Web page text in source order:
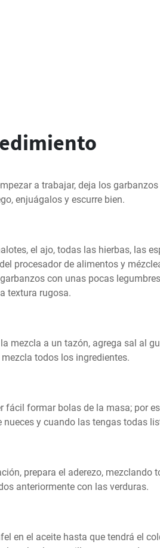
a trabajar, deja los
enjuágalos y escurre bien.
el ajo, todas las hierbas, las
procesador de alimentos y
con unas pocas
textura rugosa.
mezcla a un tazón, agrega sal al
todos los ingredientes.
fácil formar bolas de la masa; por
nueces y cuando las tengas todas
prepara el aderezo, mezclando
anteriormente con las verduras.
en el aceite hasta que tendrá el